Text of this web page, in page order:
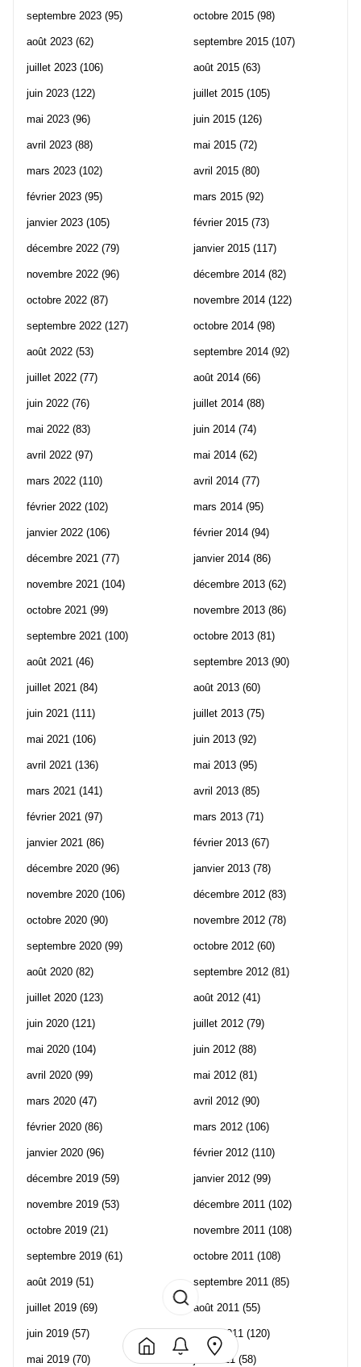
septembre 2023 (95)
août 2023 (62)
juillet 2023 (106)
juin 2023 (122)
mai 2023 (96)
avril 2023 (88)
mars 2023 (102)
février 2023 (95)
janvier 2023 (105)
décembre 2022 (79)
novembre 2022 (96)
octobre 2022 (87)
septembre 2022 (127)
août 2022 (53)
juillet 2022 (77)
juin 2022 (76)
mai 2022 (83)
avril 2022 (97)
mars 2022 (110)
février 2022 (102)
janvier 2022 (106)
décembre 2021 (77)
novembre 2021 (104)
octobre 2021 (99)
septembre 2021 (100)
août 2021 (46)
juillet 2021 (84)
juin 2021 (111)
mai 2021 (106)
avril 2021 (136)
mars 2021 (141)
février 2021 (97)
janvier 2021 (86)
décembre 2020 (96)
novembre 2020 (106)
octobre 2020 (90)
septembre 2020 (99)
août 2020 (82)
juillet 2020 (123)
juin 2020 (121)
mai 2020 (104)
avril 2020 (99)
mars 2020 (47)
février 2020 (86)
janvier 2020 (96)
décembre 2019 (59)
novembre 2019 (53)
octobre 2019 (21)
septembre 2019 (61)
août 2019 (51)
juillet 2019 (69)
juin 2019 (57)
mai 2019 (70)
octobre 2015 (98)
septembre 2015 (107)
août 2015 (63)
juillet 2015 (105)
juin 2015 (126)
mai 2015 (72)
avril 2015 (80)
mars 2015 (92)
février 2015 (73)
janvier 2015 (117)
décembre 2014 (82)
novembre 2014 (122)
octobre 2014 (98)
septembre 2014 (92)
août 2014 (66)
juillet 2014 (88)
juin 2014 (74)
mai 2014 (62)
avril 2014 (77)
mars 2014 (95)
février 2014 (94)
janvier 2014 (86)
décembre 2013 (62)
novembre 2013 (86)
octobre 2013 (81)
septembre 2013 (90)
août 2013 (60)
juillet 2013 (75)
juin 2013 (92)
mai 2013 (95)
avril 2013 (85)
mars 2013 (71)
février 2013 (67)
janvier 2013 (78)
décembre 2012 (83)
novembre 2012 (78)
octobre 2012 (60)
septembre 2012 (81)
août 2012 (41)
juillet 2012 (79)
juin 2012 (88)
mai 2012 (81)
avril 2012 (90)
mars 2012 (106)
février 2012 (110)
janvier 2012 (99)
décembre 2011 (102)
novembre 2011 (108)
octobre 2011 (108)
septembre 2011 (85)
août 2011 (55)
juillet 2011 (120)
juin 2011 (58)